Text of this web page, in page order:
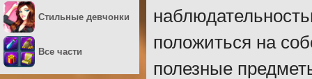
положиться на
полезные
Стильные девчонки
Все части